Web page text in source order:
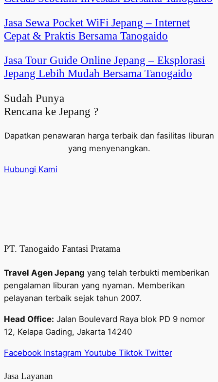
Jasa Sewa Pocket WiFi Jepang – Internet
Cepat & Praktis Bersama Tanogaido
Jasa Tour Guide Online Jepang – Eksplorasi
Jepang Lebih Mudah Bersama Tanogaido
Sudah Punya
Rencana ke Jepang ?
Dapatkan penawaran harga terbaik dan fasilitas liburan
yang menyenangkan.
Hubungi Kami
PT. Tanogaido Fantasi Pratama
Travel Agen Jepang yang telah terbukti memberikan
pengalaman liburan yang nyaman. Memberikan
pelayanan terbaik sejak tahun 2007.
Head Office: Jalan Boulevard Raya blok PD 9 nomor
12, Kelapa Gading, Jakarta 14240
Facebook Instagram Youtube Tiktok Twitter
Jasa Layanan